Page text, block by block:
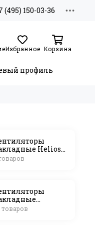
(495) 150-03-36
Избранное Корзина
профиль
Helios
(Россия)
товаров